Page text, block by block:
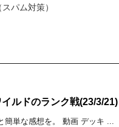
パム対策）
ルドのランク戦(23/3/21)
簡単な感想を。 動画 デッキ ...